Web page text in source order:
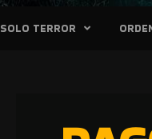
SOLO TERROR